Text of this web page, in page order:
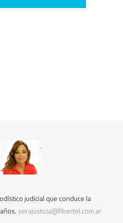
judicial que conduce la
serajusticia@fibertel.com.ar